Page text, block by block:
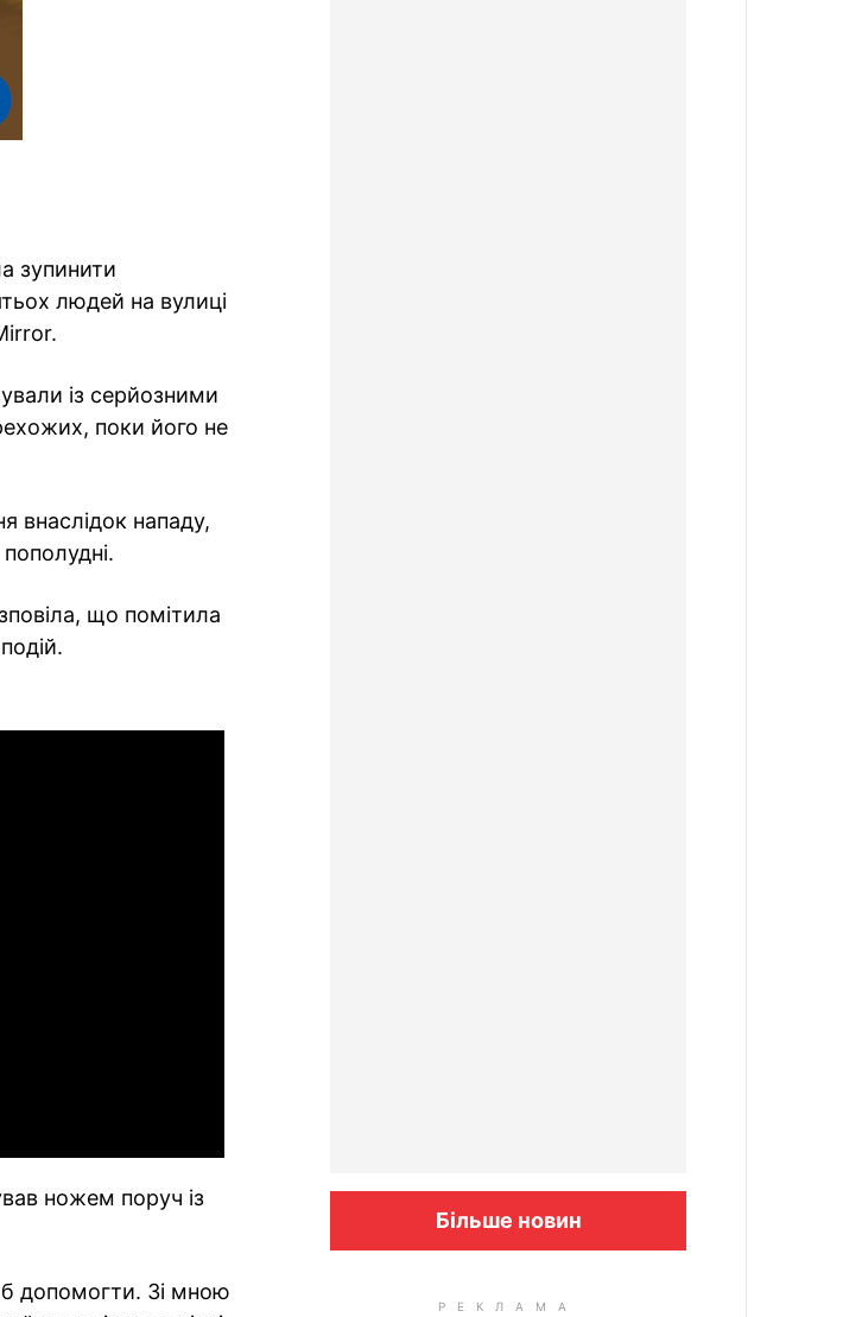
зупинити
людей на вулиці
із серйозними
поки його не
внаслідок нападу,
що помітила
ножем поруч із
допомогти. Зі мною
Більше новин